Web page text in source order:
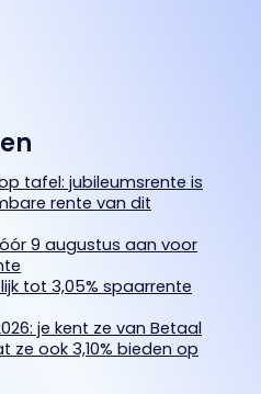
tafel: jubileumsrente is
rente van dit
9 augustus aan voor
tot 3,05% spaarrente
je kent ze van Betaal
ook 3,10% bieden op